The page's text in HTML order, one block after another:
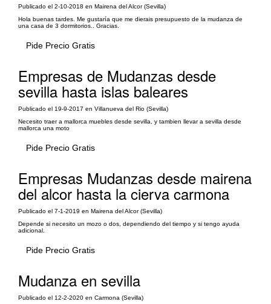
Publicado el 2-10-2018 en Mairena del Alcor (Sevilla)
Hola buenas tardes. Me gustaría que me dierais presupuesto de la mudanza de
una casa de 3 dormitorios.. Gracias.
Pide Precio Gratis
Empresas de Mudanzas desde
sevilla hasta islas baleares
Publicado el 19-9-2017 en Villanueva del Rio (Sevilla)
Necesito traer a mallorca muebles desde sevilla, y tambien llevar a sevilla desde
mallorca una moto
Pide Precio Gratis
Empresas Mudanzas desde mairena
del alcor hasta la cierva carmona
Publicado el 7-1-2019 en Mairena del Alcor (Sevilla)
Depende si necesito un mozo o dos, dependiendo del tiempo y si tengo ayuda
adicional.
Pide Precio Gratis
Mudanza en sevilla
Publicado el 12-2-2020 en Carmona (Sevilla)